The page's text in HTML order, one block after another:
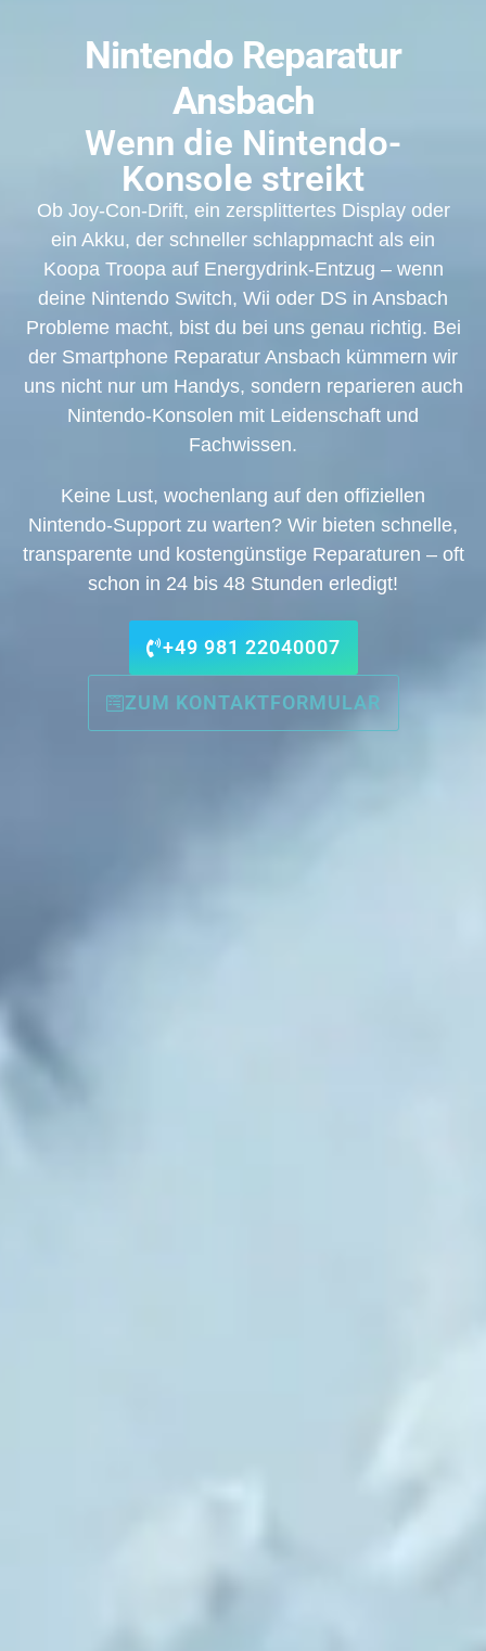
Nintendo Reparatur
Ansbach
Wenn die Nintendo-
Konsole streikt
Ob Joy-Con-Drift, ein zersplittertes Display oder
ein Akku, der schneller schlappmacht als ein
Koopa Troopa auf Energydrink-Entzug – wenn
deine Nintendo Switch, Wii oder DS in Ansbach
Probleme macht, bist du bei uns genau richtig. Bei
der Smartphone Reparatur Ansbach kümmern wir
uns nicht nur um Handys, sondern reparieren auch
Nintendo-Konsolen mit Leidenschaft und
Fachwissen.
Keine Lust, wochenlang auf den offiziellen
Nintendo-Support zu warten? Wir bieten schnelle,
transparente und kostengünstige Reparaturen – oft
schon in 24 bis 48 Stunden erledigt!
+49 981 22040007
ZUM KONTAKTFORMULAR